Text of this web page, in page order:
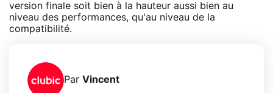
version finale soit bien à la hauteur aussi bien au
niveau des performances, qu'au niveau de la
compatibilité.
Par Vincent